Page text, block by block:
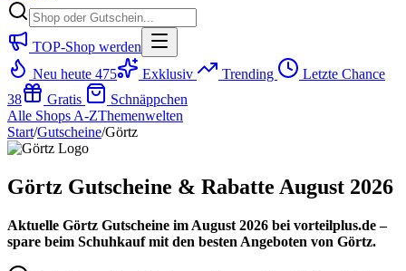
TOP-Shop werden
Neu heute 475 Exklusiv Trending
Letzte Chance
38
Gratis
Schnäppchen
Alle Shops A-ZThemenwelten
Start/Gutscheine/Görtz
Görtz Gutscheine & Rabatte August 2026
Aktuelle Görtz Gutscheine im August 2026 bei vorteilplus.de –
spare beim Schuhkauf mit den besten Angeboten von Görtz.